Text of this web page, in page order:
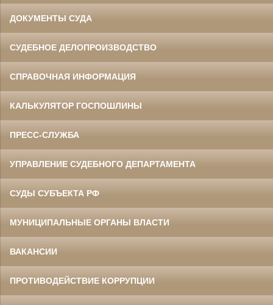
ДОКУМЕНТЫ СУДА
СУДЕБНОЕ ДЕЛОПРОИЗВОДСТВО
СПРАВОЧНАЯ ИНФОРМАЦИЯ
КАЛЬКУЛЯТОР ГОСПОШЛИНЫ
ПРЕСС-СЛУЖБА
УПРАВЛЕНИЕ СУДЕБНОГО ДЕПАРТАМЕНТА
СУДЫ СУБЪЕКТА РФ
МУНИЦИПАЛЬНЫЕ ОРГАНЫ ВЛАСТИ
ВАКАНСИИ
ПРОТИВОДЕЙСТВИЕ КОРРУПЦИИ